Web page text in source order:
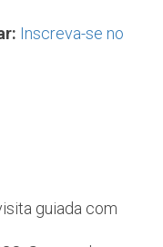
Inscreva-se no
guiada com